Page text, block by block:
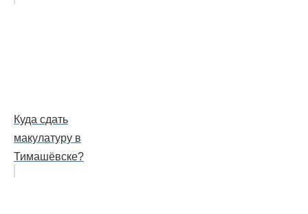
Куда сдать
макулатуру в
Тимашёвске?